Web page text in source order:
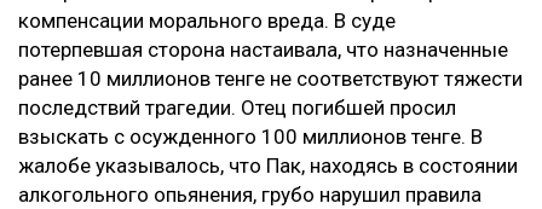
компенсации морального вреда. В суде
потерпевшая сторона настаивала, что назначенные
ранее 10 миллионов тенге не соответствуют тяжести
последствий трагедии. Отец погибшей просил
взыскать с осужденного 100 миллионов тенге. В
жалобе указывалось, что Пак, находясь в состоянии
алкогольного опьянения, грубо нарушил правила